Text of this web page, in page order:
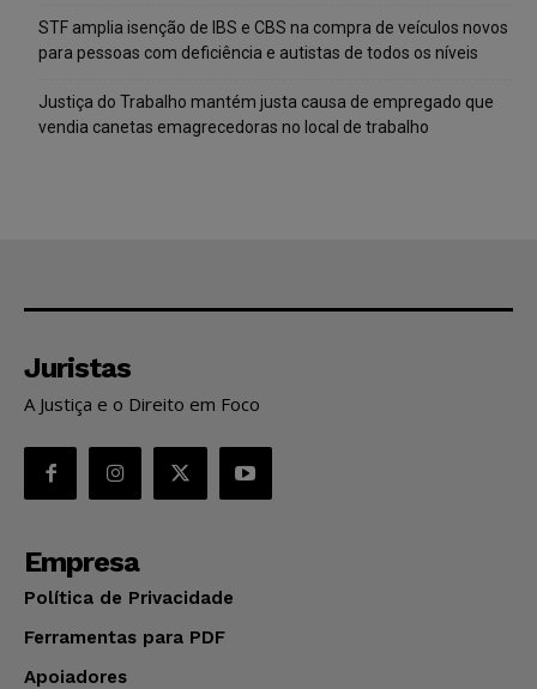
STF amplia isenção de IBS e CBS na compra de veículos novos
para pessoas com deficiência e autistas de todos os níveis
Justiça do Trabalho mantém justa causa de empregado que
vendia canetas emagrecedoras no local de trabalho
Juristas
A Justiça e o Direito em Foco
Empresa
Política de Privacidade
Ferramentas para PDF
Apoiadores